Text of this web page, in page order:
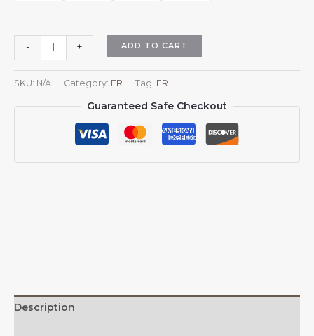
-
mexicain
aux
armoiries
du
ou
+ ADD TO CART
SKU: N/A Category: FR Tag: FR
Guaranteed Safe Checkout
Description